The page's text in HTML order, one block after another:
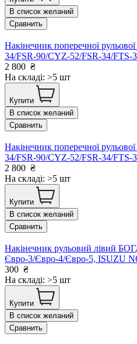
В список желаний
Сравнить
Накінечник поперечної
34/FSR-90/CYZ-52/FSR-34/FTS-
2 800 ₴
На складі: >5 шт
Купити
В список желаний
Сравнить
Накінечник поперечної
34/FSR-90/CYZ-52/FSR-34/FTS-
2 800 ₴
На складі: >5 шт
Купити
В список желаний
Сравнить
Накінечник рульовий лівий
Євро-3/Євро-4/Євро-5, ISUZU
300 ₴
На складі: >5 шт
Купити
В список желаний
Сравнить